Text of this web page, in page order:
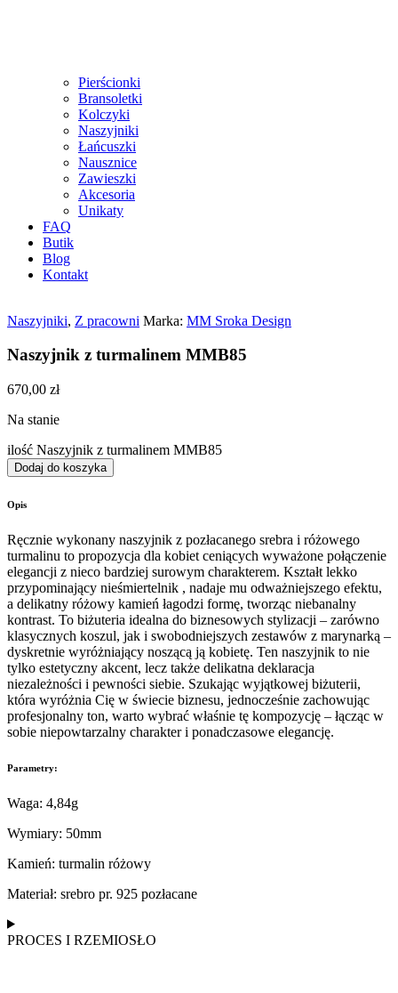
Pierścionki
Bransoletki
Kolczyki
Naszyjniki
Łańcuszki
Nausznice
Zawieszki
Akcesoria
Unikaty
FAQ
Butik
Blog
Kontakt
Naszyjniki, Z pracowni Marka: MM Sroka Design
Naszyjnik z turmalinem MMB85
670,00 zł
Na stanie
ilość Naszyjnik z turmalinem MMB85
Dodaj do koszyka
Opis
Ręcznie wykonany naszyjnik z pozłacanego srebra i różowego
turmalinu to propozycja dla kobiet ceniących wyważone połączenie
elegancji z nieco bardziej surowym charakterem. Kształt lekko
przypominający nieśmiertelnik , nadaje mu odważniejszego efektu,
a delikatny różowy kamień łagodzi formę, tworząc niebanalny
kontrast. To biżuteria idealna do biznesowych stylizacji – zarówno
klasycznych koszul, jak i swobodniejszych zestawów z marynarką –
dyskretnie wyróżniający noszącą ją kobietę. Ten naszyjnik to nie
tylko estetyczny akcent, lecz także delikatna deklaracja
niezależności i pewności siebie. Szukając wyjątkowej biżuterii,
która wyróżnia Cię w świecie biznesu, jednocześnie zachowując
profesjonalny ton, warto wybrać właśnie tę kompozycję – łącząc w
sobie niepowtarzalny charakter i ponadczasowe elegancję.
Parametry:
Waga: 4,84g
Wymiary: 50mm
Kamień: turmalin różowy
Materiał: srebro pr. 925 pozłacane
PROCES I RZEMIOSŁO